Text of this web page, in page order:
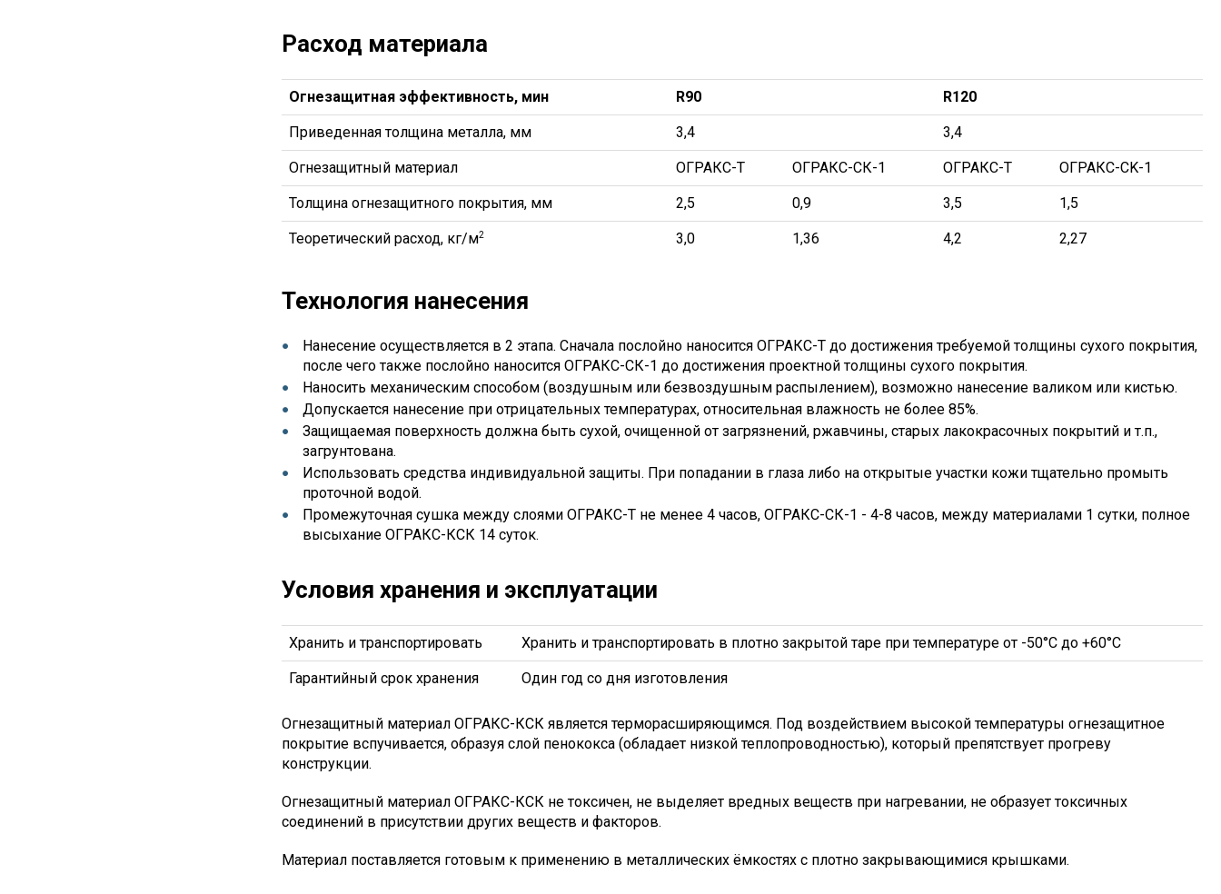
Расход материала
Огнезащитная эффективность, мин R90 R120
Приведенная толщина металла, мм 3,4 3,4
Огнезащитный материал ОГРАКС-T ОГРАКС-СК-1 ОГРАКС-T ОГРАКС-СK-1
Толщина огнезащитного покрытия, мм 2,5 0,9 3,5 1,5
Теоретический расход, кг/м2 3,0 1,36 4,2 2,27
Технология нанесения
Нанесение осуществляется в 2 этапа. Сначала послойно наносится ОГРАКС-Т до достижения требуемой толщины сухого покрытия,
после чего также послойно наносится ОГРАКС-СК-1 до достижения проектной толщины сухого покрытия.
Наносить механическим способом (воздушным или безвоздушным распылением), возможно нанесение валиком или кистью.
Допускается нанесение при отрицательных температурах, относительная влажность не более 85%.
Защищаемая поверхность должна быть сухой, очищенной от загрязнений, ржавчины, старых лакокрасочных покрытий и т.п.,
загрунтована.
Использовать средства индивидуальной защиты. При попадании в глаза либо на открытые участки кожи тщательно промыть
проточной водой.
Промежуточная сушка между слоями ОГРАКС-Т не менее 4 часов, ОГРАКС-СК-1 - 4-8 часов, между материалами 1 сутки, полное
высыхание ОГРАКС-КСК 14 суток.
Условия хранения и эксплуатации
Хранить и транспортировать Хранить и транспортировать в плотно закрытой таре при температуре от -50°С до +60°С
Гарантийный срок хранения Один год со дня изготовления
Огнезащитный материал ОГРАКС-КСК является терморасширяющимся. Под воздействием высокой температуры огнезащитное
покрытие вспучивается, образуя слой пенококса (обладает низкой теплопроводностью), который препятствует прогреву
конструкции.
Огнезащитный материал ОГРАКС-КСК не токсичен, не выделяет вредных веществ при нагревании, не образует токсичных
соединений в присутствии других веществ и факторов.
Материал поставляется готовым к применению в металлических ёмкостях с плотно закрывающимися крышками.